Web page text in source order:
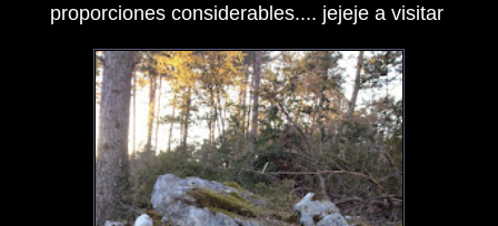
proporciones considerables.... jejeje a visitar